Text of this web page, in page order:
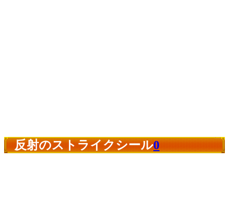
反射のストライクシール0